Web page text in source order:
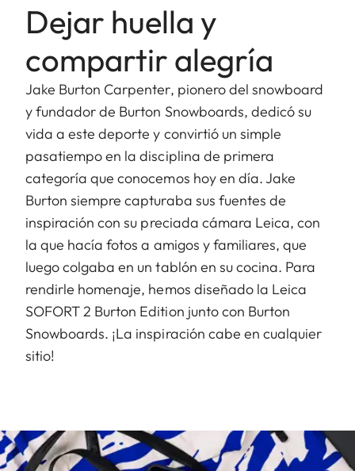
Dejar huella y
compartir alegría
Jake Burton Carpenter, pionero del snowboard
y fundador de Burton Snowboards, dedicó su
vida a este deporte y convirtió un simple
pasatiempo en la disciplina de primera
categoría que conocemos hoy en día. Jake
Burton siempre capturaba sus fuentes de
inspiración con su preciada cámara Leica, con
la que hacía fotos a amigos y familiares, que
luego colgaba en un tablón en su cocina. Para
rendirle homenaje, hemos diseñado la Leica
SOFORT 2 Burton Edition junto con Burton
Snowboards. ¡La inspiración cabe en cualquier
sitio!